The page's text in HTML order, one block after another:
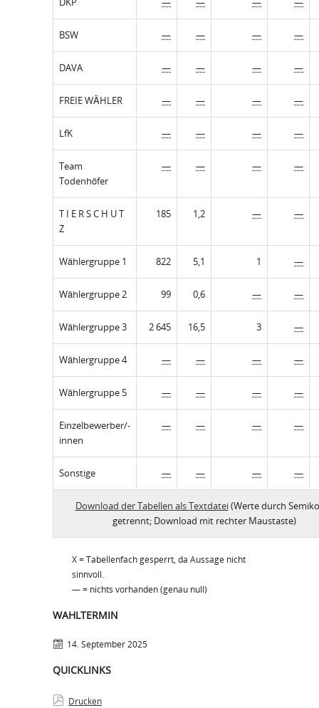
BSW — — — —
DAVA — — — —
FREIE WÄHLER — — — —
LfK — — — —
Team
Todenhöfer
— — — —
T I E R S C H U T
Z
185 1,2 — —
Wählergruppe 1 822 5,1 1 —
Wählergruppe 2 99 0,6 — —
Wählergruppe 3 2 645 16,5 3 —
Wählergruppe 4 — — — —
Wählergruppe 5 — — — —
Einzelbewerber/-
innen
— — — —
Sonstige — — — —
Download der Tabellen als Textdatei(Werte durch
getrennt; Download mit rechter Maustaste)
X = Tabellenfach gesperrt, da Aussage nicht
sinnvoll.
— = nichts vorhanden (genau null)
WAHLTERMIN
14. September 2025
QUICKLINKS
Drucken